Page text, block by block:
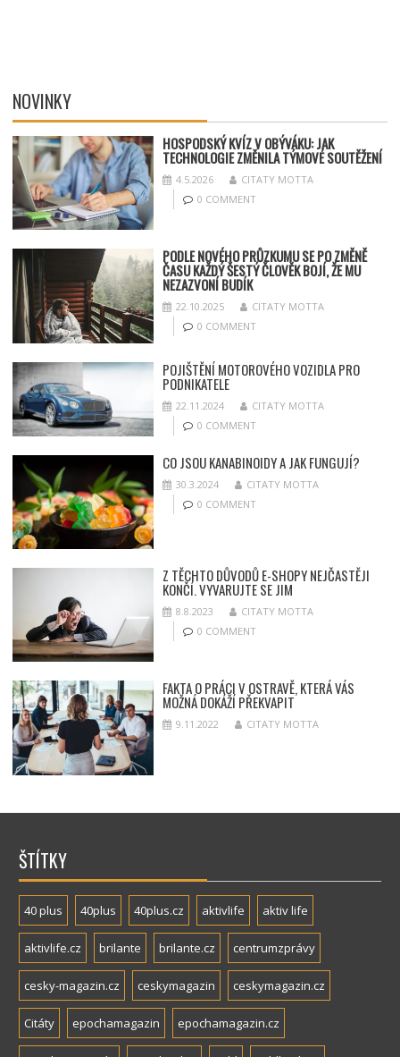
NOVINKY
HOSPODSKÝKVÍZ V OBÝVÁKU: JAK
TECHNOLOGIE ZMĚNILA TÝMOVÉ SOUTĚŽENÍ
4.5.2026
CITATY MOTTA
0 COMMENT
PODLE NOVÉHO PRŮZKUMU SE PO ZMĚNĚ
ČASU KAŽDÝ ŠESTÝ ČLOVĚK BOJÍ, ŽE MU
NEZAZVONÍ BUDÍK
22.10.2025
CITATY MOTTA
0 COMMENT
POJIŠTĚNÍ MOTOROVÉHO VOZIDLA PRO
PODNIKATELE
22.11.2024
CITATY MOTTA
0 COMMENT
CO JSOU KANABINOIDY A JAK FUNGUJÍ?
30.3.2024
CITATY MOTTA
0 COMMENT
Z TĚCHTO DŮVODŮ E-SHOPY NEJČASTĚJI
KONČÍ. VYVARUJTE SE JIM
8.8.2023
CITATY MOTTA
0 COMMENT
FAKTA O PRÁCI V OSTRAVĚ, KTERÁ VÁS
MOŽNÁ DOKÁŽÍ PŘEKVAPIT
9.11.2022 CITATY MOTTA
ŠTÍTKY
40 plus 40plus 40plus.cz aktivlife aktiv life
aktivlife.cz brilante brilante.cz centrumzprávy
cesky-magazin.cz ceskymagazin ceskymagazin.cz
Citáty epochamagazin epochamagazin.cz